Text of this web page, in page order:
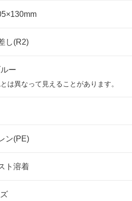
し(R2)
ー
は異なって見えることがあります。
ン(PE)
ト溶着